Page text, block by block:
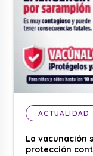
ACTUALIDAD
La vacunación
protección